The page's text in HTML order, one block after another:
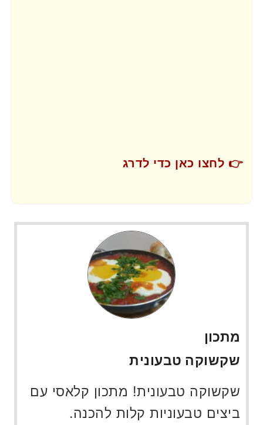
👉 לחצו כאן כדי לדרג
מתכון
שקשוקה טבעונית
שקשוקה טבעונית! מתכון קלאסי עם
ביצים טבעוניות קלות להכנה.